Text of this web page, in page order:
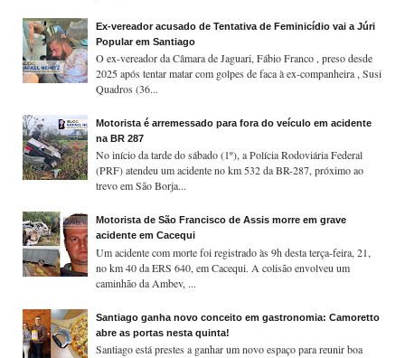
Ex-vereador acusado de Tentativa de Feminicídio vai a Júri
Popular em Santiago
O ex-vereador da Câmara de Jaguari, Fábio Franco , preso desde
2025 após tentar matar com golpes de faca à ex-companheira , Susi
Quadros (36...
Motorista é arremessado para fora do veículo em acidente
na BR 287
No início da tarde do sábado (1º), a Polícia Rodoviária Federal
(PRF) atendeu um acidente no km 532 da BR-287, próximo ao
trevo em São Borja...
Motorista de São Francisco de Assis morre em grave
acidente em Cacequi
Um acidente com morte foi registrado às 9h desta terça-feira, 21,
no km 40 da ERS 640, em Cacequi. A colisão envolveu um
caminhão da Ambev, ...
Santiago ganha novo conceito em gastronomia: Camoretto
abre as portas nesta quinta!
Santiago está prestes a ganhar um novo espaço para reunir boa